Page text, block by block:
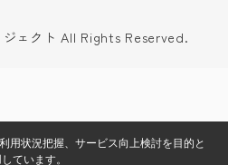
ェクト All Rights Reserved.
用状況把握、サービス向上検討を目的と
ています。